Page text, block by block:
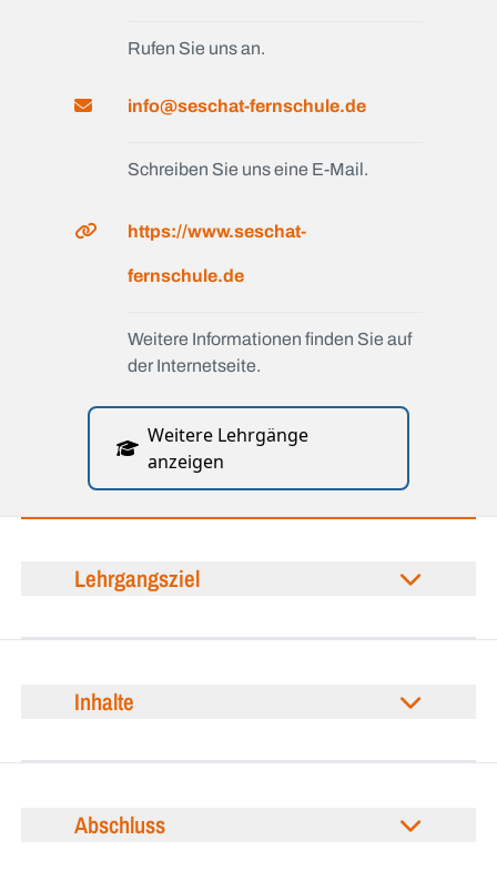
Rufen Sie uns an.
info@seschat-fernschule.de
Schreiben Sie uns eine E-Mail.
https://www.seschat-
fernschule.de
Weitere Informationen finden Sie auf
der Internetseite.
Weitere Lehrgänge
anzeigen
Lehrgangsziel
Inhalte
Abschluss